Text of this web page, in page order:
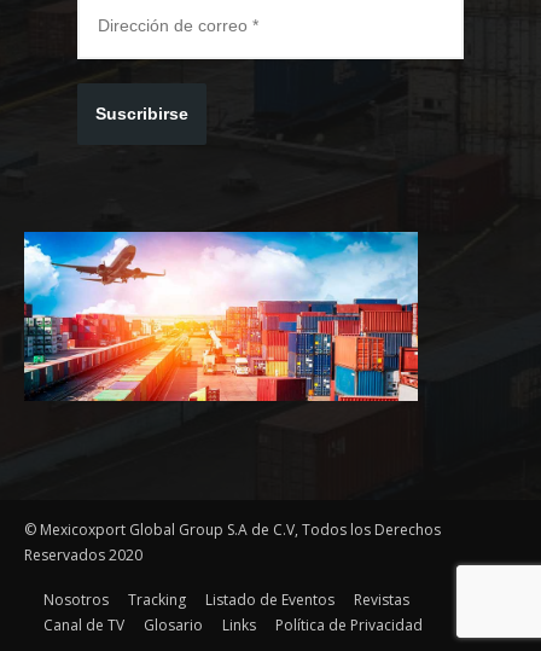
Suscribirse
© Mexicoxport Global Group S.A de C.V, Todos los Derechos
Reservados 2020
Nosotros Tracking Listado de Eventos
Revistas
Canal de TV
Glosario Links Política de Privacidad